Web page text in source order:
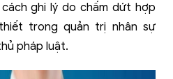
ghi lý do chấm dứt hợp
trong quản trị nhân sự
pháp luật.